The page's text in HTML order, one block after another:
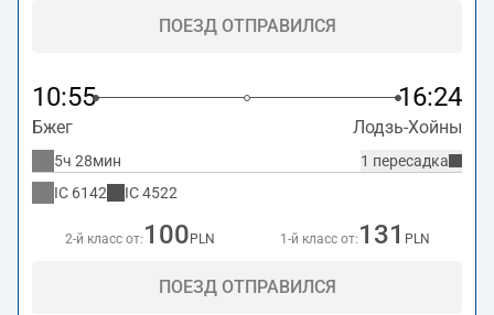
ПОЕЗД ОТПРАВИЛСЯ
10:55 16:24
Бжег Лодзь-Хойны
1 пересадка
5ч 28мин
IC 6142 IC4522
2-й класс от: 100 PLN 1-й класс от: 131 PLN
ПОЕЗД ОТПРАВИЛСЯ